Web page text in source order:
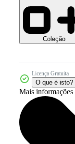
Coleção
Licença Gratuita
O que é isto?
Mais informações